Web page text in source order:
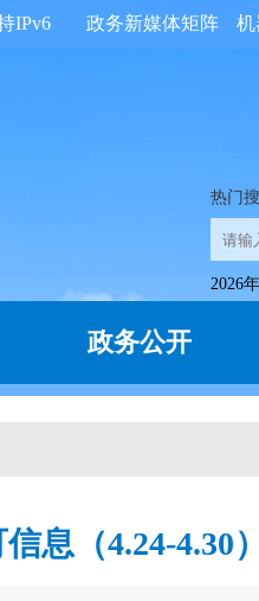
机
政务新媒体矩阵
IPv6
热门
2026
政务公开
息（4.24-4.30）